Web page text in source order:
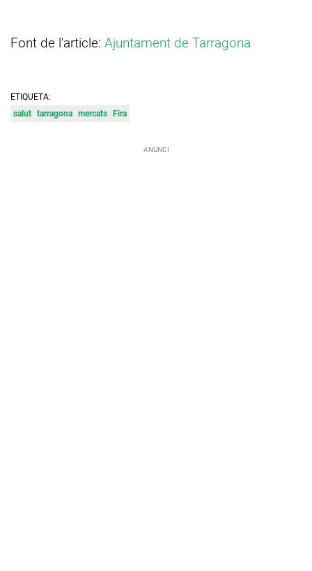
Font de l'article: Ajuntament de Tarragona
ETIQUETA:
salut tarragona mercats Fira